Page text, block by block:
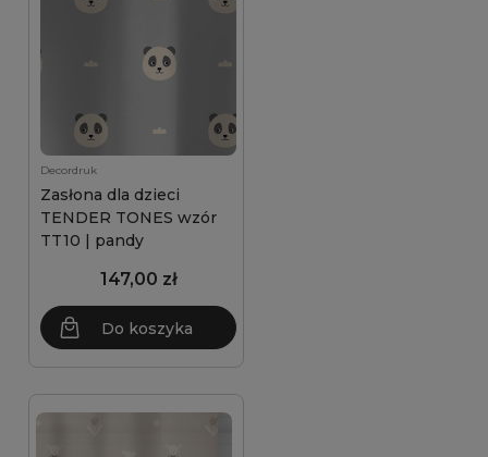
Decordruk
Zasłona dla dzieci
TENDER TONES wzór
TT10 | pandy
147,00 zł
Do koszyka